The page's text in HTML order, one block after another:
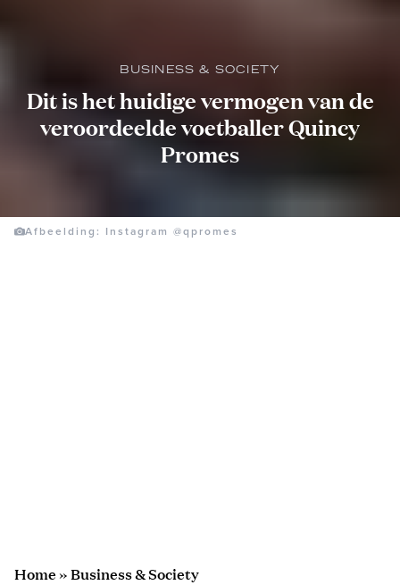
BUSINESS & SOCIETY
Dit is het huidige vermogen van de
veroordeelde voetballer Quincy
Promes
Afbeelding: Instagram @qpromes
Home»Business & Society